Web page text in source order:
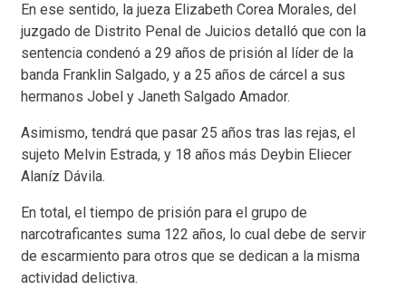
En ese sentido, la jueza Elizabeth Corea Morales, del
juzgado de Distrito Penal de Juicios detalló que con la
sentencia condenó a 29 años de prisión al líder de la
banda Franklin Salgado, y a 25 años de cárcel a sus
hermanos Jobel y Janeth Salgado Amador.
Asimismo, tendrá que pasar 25 años tras las rejas, el
sujeto Melvin Estrada, y 18 años más Deybin Eliecer
Alaníz Dávila.
En total, el tiempo de prisión para el grupo de
narcotraficantes suma 122 años, lo cual debe de servir
de escarmiento para otros que se dedican a la misma
actividad delictiva.